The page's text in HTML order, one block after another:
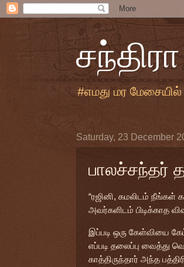
சந்திரா
#எமது மர மேசையில்
Saturday, 23 December
பாலச்சந்தர்
“ரஜினி, கமலிடம்
அவர்களிடம் பிடிக்காத
இப்படி ஒரு கேள்வியை
எப்படி தலைப்பு வைத்து
காத்திருந்தார் அந்த